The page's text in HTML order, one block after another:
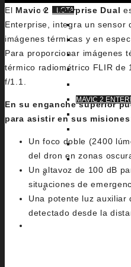
FLOTA
INSPIRE 2
MAVIC 3 PRO
MAVIC 3
MAVIC AIR 2S
MAVIC 2
MATRICE M400
CHRONOS
ARES
FAQ
BASE MALLORCA
El Mavic 2 Enterprise Dual
Enterprise, integra un sensor
imágenes térmicas y en
Para proporcionar imágenes
térmico radiométrico FLIR de
f/1.1.
En su enganche superior
para asistir en sus
Un foco doble (2400
del dron en zonas
Un altavoz de 100 dB
situaciones de
Una potente luz
detectado desde la